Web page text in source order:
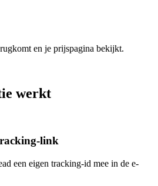
en je prijspagina bekijkt.
werkt
link
een eigen tracking-id mee in de e-